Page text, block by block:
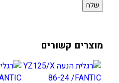
מוצרים קשורים